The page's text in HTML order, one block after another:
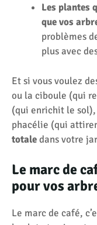
Les plantes
que vos
problèmes
plus avec
Et si vous voulez
ou la ciboule (qui
(qui enrichit le
phacélie (qui
totaledans votre
Le marc de
pour vos
Le marc de café,